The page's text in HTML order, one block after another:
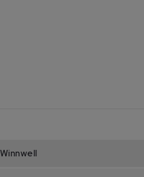
Winnwell